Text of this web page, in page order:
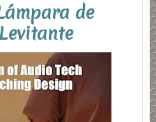
de